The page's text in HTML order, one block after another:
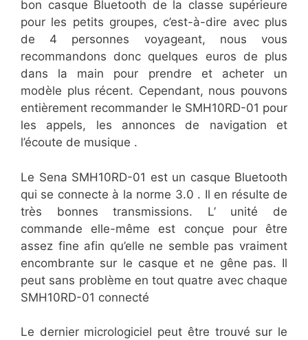
bon casque Bluetooth de la classe supérieure
pour les petits groupes, c’est-à-dire avec plus
de 4 personnes voyageant, nous vous
recommandons donc quelques euros de plus
dans la main pour prendre et acheter un
modèle plus récent. Cependant, nous pouvons
entièrement recommander le SMH10RD-01 pour
les appels, les annonces de navigation et
l’écoute de musique .
Le Sena SMH10RD-01 est un casque Bluetooth
qui se connecte à la norme 3.0 . Il en résulte de
très bonnes transmissions. L’ unité de
commande elle-même est conçue pour être
assez fine afin qu’elle ne semble pas vraiment
encombrante sur le casque et ne gêne pas. Il
peut sans problème en tout quatre avec chaque
SMH10RD-01 connecté
Le dernier micrologiciel peut être trouvé sur le